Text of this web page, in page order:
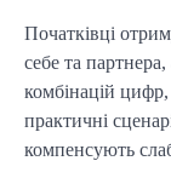
Початківці
себе та
комбінацій цифр,
практичні
компенсують